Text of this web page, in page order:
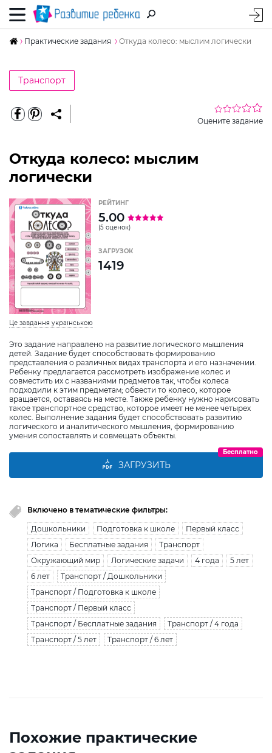
Практические задания Откуда колесо: мыслим логически
Транспорт
Оцените задание
Откуда колесо: мыслим
логически
Це завдання українською
Это задание направлено на развитие логического мышления
детей. Задание будет способствовать формированию
представления о различных видах транспорта и его назначении.
Ребенку предлагается рассмотреть изображение колес и
совместить их с названиями предметов так, чтобы колеса
подходили к этим предметам; обвести то колесо, которое
вращается, оставаясь на месте. Также ребенку нужно нарисовать
такое транспортное средство, которое имеет не менее четырех
колес. Выполнение задания будет способствовать развитию
логического и аналитического мышления, формированию
умения сопоставлять и совмещать объекты.
РЕЙТИНГ
5.00
(5 оценок)
ЗАГРУЗОК
1419
ЗАГРУЗИТЬ
Бесплатно
Включено в тематические фильтры:
Дошкольники Подготовка к школе
Первый класс
Логика
Бесплатные задания
Транспорт
Окружающий мир
Логические задачи 4 года
5 лет
6 лет
Транспорт / Дошкольники
Транспорт / Подготовка к школе
Транспорт / Первый класс
Транспорт / Бесплатные задания
Транспорт / 4 года
Транспорт / 5 лет
Транспорт / 6 лет
Похожие практические